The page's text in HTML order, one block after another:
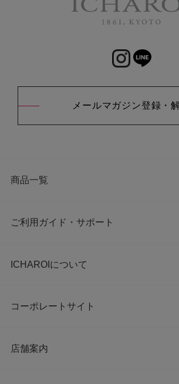
メールマガジン登録・
商品一覧
ご利用ガイド・サポート
ICHAROIについて
コーポレートサイト
店舗案内